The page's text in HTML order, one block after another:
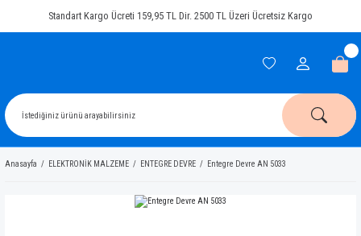
Standart Kargo Ücreti 159,95 TL Dir. 2500 TL Üzeri Ücretsiz Kargo
Anasayfa ELEKTRONİK MALZEME ENTEGRE DEVRE Entegre Devre AN 5033